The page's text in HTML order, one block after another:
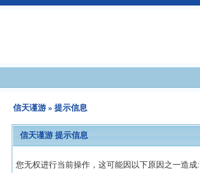
信天谨游 » 提示信息
信天谨游 提示信息
您无权进行当前操作，这可能因以下原因之一造成: